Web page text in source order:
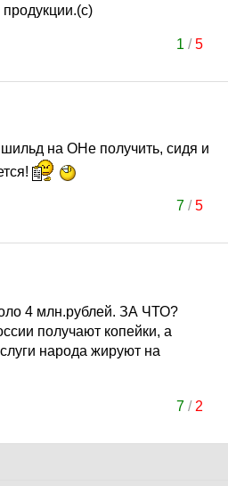
продукции.(с)
1 /5
на ОНе получить, сидя и
7/5
4 млн.рублей. ЗА ЧТО?
получают копейки, а
народа жируют на
7/ 2